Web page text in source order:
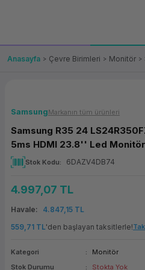
(Firewall)
Makinesi
Makinesi
Çözümleri
Bağlantı
Yedekleme
Ürünler
Paketi
Anasayfa Çevre Birimleri Monitör
SamsungMarkanın tüm ürünleri
Samsung R35 24
5ms HDMI 23.8'' Led Monitör
Stok Kodu 6DAZV4DB74
4.997,07 TL
Havale
4.847,15 TL
559,71 TL'den başlayan taksitlerle!
Kategori
Monitör
Stok Durumu
Stokta Yok